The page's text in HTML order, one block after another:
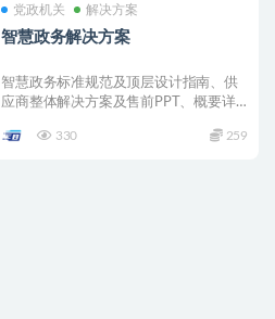
党政机关 解决方案
智慧政务解决方案
智慧政务标准规范及顶层设计指南、供
应商整体解决方案及售前PPT、概要详
330
259